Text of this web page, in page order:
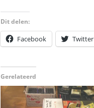
Dit delen:
Facebook Twitter
Gerelateerd